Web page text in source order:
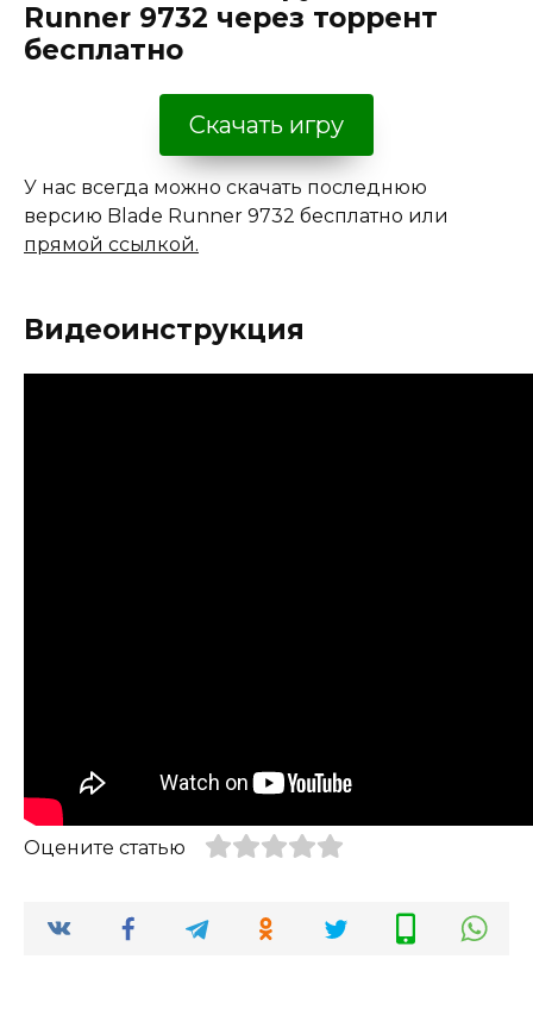
Runner 9732 через торрент
бесплатно
Скачать игру
У нас всегда можно скачать последнюю
версию Blade Runner 9732 бесплатно или
прямой ссылкой.
Видеоинструкция
Оцените статью